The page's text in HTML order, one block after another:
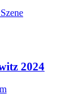
2024